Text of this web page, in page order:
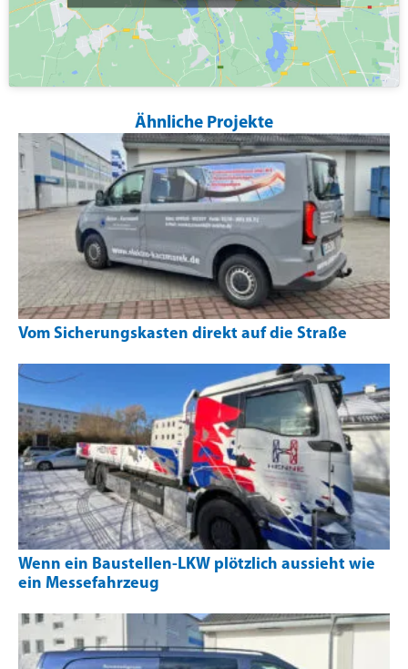
Ähnliche Projekte
Vom Sicherungskasten direkt auf die Straße
Wenn ein Baustellen-LKW plötzlich aussieht wie
ein Messefahrzeug